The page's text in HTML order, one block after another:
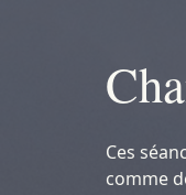
Ces
comme